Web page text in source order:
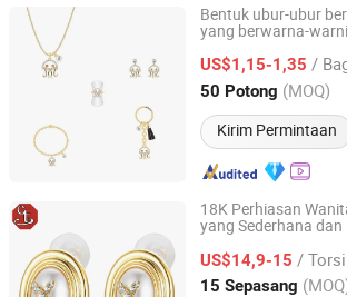
Bentuk ubur-ubur
yang berwarna-
US$1,15-1,35 /
50 Potong (MOQ)
Kirim Permintaan
Dongguan New Bybon Hardware Jewelry
Guangdong, China Harga
18K Perhiasan
yang Sederhana
US$14,9-15 /
15 Sepasang
CT COLOR CO, LIMITED
Guangdong, China Harga